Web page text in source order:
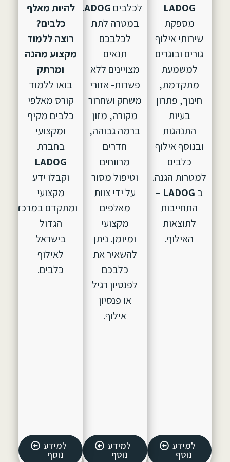
LADOG
מספקת
שירותי אילוף
גורים ובוגרים
למשמעת
מתקדמת,
חינוך, פתרון
בעיות
התנהגות
ובנוסף אילוף
כלבים
למטרות הגנה.
ב LADOG
–
התחייבות
לתוצאות
האילוף.
למידע
נוסף
לכלבים LADOG, הוקם
במטרה לתת
לכלבכם
תנאים
מצויינים ללא
פשרות- אזורי
משחק ושחרור
מקורה, מזון
ברמה גבוהה,
חדרים
מרווחים
וטיפול מסור
על ידי צוות
מאלפים
מקצועי
ומיומן. ניתן
להשאיר את
כלבכם
לפנסיון רגיל
או פנסיון
אילוף.
למידע
נוסף
להיות מאלף
כלבים?
רוצה ללמוד
מקצוע מהנה
ומרתק
בואו ללמוד
קורס מאלפי
כלבים מקיף
ומקצועי
בחברת
LADOG
וקבלו ידע
מקצועי
ומתקדם במרכז
הגדול
בישראל
לאילוף
כלבים.
למידע
נוסף